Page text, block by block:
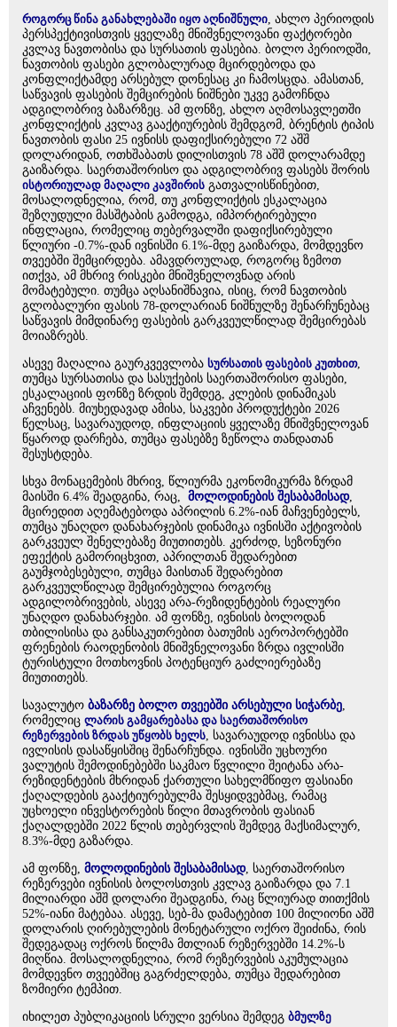
როგორც წინა განახლებაში იყო აღნიშნული, ახლო პერიოდის
პერსპექტივისთვის ყველაზე მნიშვნელოვანი ფაქტორები
კვლავ ნავთობისა და სურსათის ფასებია. ბოლო პერიოდში,
ნავთობის ფასები გლობალურად მცირდებოდა და
კონფლიქტამდე არსებულ დონესაც კი ჩამოსცდა. ამასთან,
საწვავის ფასების შემცირების ნიშნები უკვე გამოჩნდა
ადგილობრივ ბაზარზეც. ამ ფონზე, ახლო აღმოსავლეთში
კონფლიქტის კვლავ გააქტიურების შემდგომ, ბრენტის ტიპის
ნავთობის ფასი 25 ივნისს დაფიქსირებული 72 აშშ
დოლარიდან, ოთხშაბათს დილისთვის 78 აშშ დოლარამდე
გაიზარდა. საერთაშორისო და ადგილობრივ ფასებს შორის
ისტორიულად მაღალი კავშირის გათვალისწინებით,
მოსალოდნელია, რომ, თუ კონფლიქტის ესკალაცია
შეზღუდული მასშტაბის გამოდგა, იმპორტირებული
ინფლაცია, რომელიც თებერვალში დაფიქსირებული
წლიური -0.7%-დან ივნისში 6.1%-მდე გაიზარდა, მომდევნო
თვეებში შემცირდება. ამავდროულად, როგორც ზემოთ
ითქვა, ამ მხრივ რისკები მნიშვნელოვნად არის
მომატებული. თუმცა აღსანიშნავია, ისიც, რომ ნავთობის
გლობალური ფასის 78-დოლარიან ნიშნულზე შენარჩუნებაც
საწვავის მიმდინარე ფასების გარკვეულწილად შემცირებას
მოიაზრებს.
ასევე მაღალია გაურკვევლობა სურსათის ფასების კუთხით,
თუმცა სურსათისა და სასუქების საერთაშორისო ფასები,
ესკალაციის ფონზე ზრდის შემდეგ, კლების დინამიკას
აჩვენებს. მიუხედავად ამისა, საკვები პროდუქტები 2026
წელსაც, სავარაუდოდ, ინფლაციის ყველაზე მნიშვნელოვან
წყაროდ დარჩება, თუმცა ფასებზე ზეწოლა თანდათან
შესუსტდება.
სხვა მონაცემების მხრივ, წლიურმა ეკონომიკურმა ზრდამ
მაისში 6.4% შეადგინა, რაც, მოლოდინების შესაბამისად,
მცირედით აღემატებოდა აპრილის 6.2%-იან მაჩვენებელს,
თუმცა უნაღდო დანახარჯების დინამიკა ივნისში აქტივობის
გარკვეულ შენელებაზე მიუთითებს. კერძოდ, სეზონური
ეფექტის გამორიცხვით, აპრილთან შედარებით
გაუმჯობესებული, თუმცა მაისთან შედარებით
გარკვეულწილად შემცირებულია როგორც
ადგილობრივების, ასევე არა-რეზიდენტების რეალური
უნაღდო დანახარჯები. ამ ფონზე, ივნისის ბოლოდან
თბილისისა და განსაკუთრებით ბათუმის აეროპორტებში
ფრენების რაოდენობის მნიშვნელოვანი ზრდა ივლისში
ტურისტული მოთხოვნის პოტენციურ გაძლიერებაზე
მიუთითებს.
სავალუტო ბაზარზე ბოლო თვეებში არსებული სიჭარბე,
რომელიც ლარის გამყარებასა და საერთაშორისო
რეზერვების ზრდას უწყობს ხელს, სავარაუდოდ ივნისსა და
ივლისის დასაწყისშიც შენარჩუნდა. ივნისში უცხოური
ვალუტის შემოდინებებში საკმაო წვლილი შეიტანა არა-
რეზიდენტების მხრიდან ქართული სახელმწიფო ფასიანი
ქაღალდების გააქტიურებულმა შესყიდვებმაც, რამაც
უცხოელი ინვესტორების წილი მთავრობის ფასიან
ქაღალდებში 2022 წლის თებერვლის შემდეგ მაქსიმალურ,
8.3%-მდე გაზარდა.
ამ ფონზე, მოლოდინების შესაბამისად, საერთაშორისო
რეზერვები ივნისის ბოლოსთვის კვლავ გაიზარდა და 7.1
მილიარდი აშშ დოლარი შეადგინა, რაც წლიურად თითქმის
52%-იანი მატებაა. ასევე, სებ-მა დამატებით 100 მილიონი აშშ
დოლარის ღირებულების მონეტარული ოქრო შეიძინა, რის
შედეგადაც ოქროს წილმა მთლიან რეზერვებში 14.2%-ს
მიღწია. მოსალოდნელია, რომ რეზერვების აკუმულაცია
მომდევნო თვეებშიც გაგრძელდება, თუმცა შედარებით
ზომიერი ტემპით.
იხილეთ პუბლიკაციის სრული ვერსია შემდეგ ბმულზე